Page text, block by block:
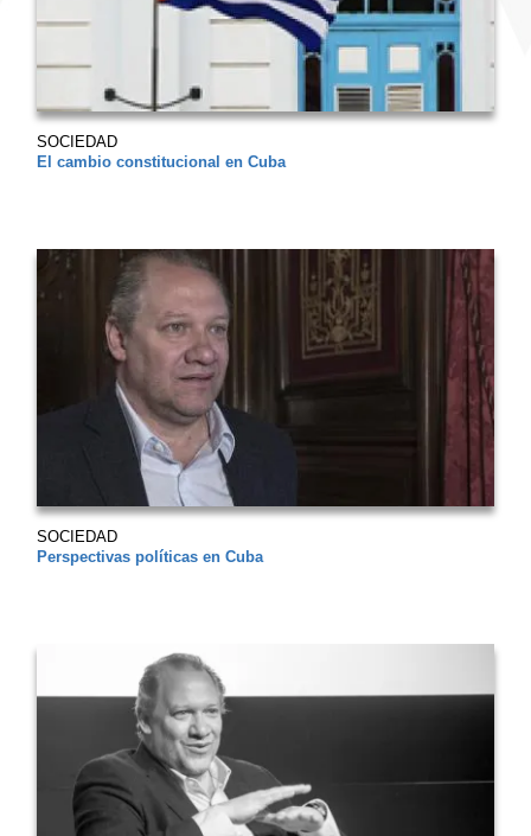
SOCIEDAD
El cambio constitucional en Cuba
SOCIEDAD
Perspectivas políticas en Cuba